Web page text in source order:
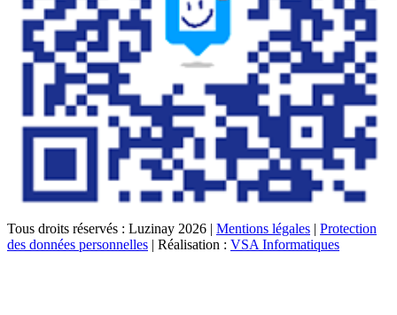
Tous droits réservés : Luzinay 2026 | Mentions légales | Protection
des données personnelles | Réalisation : VSA Informatiques